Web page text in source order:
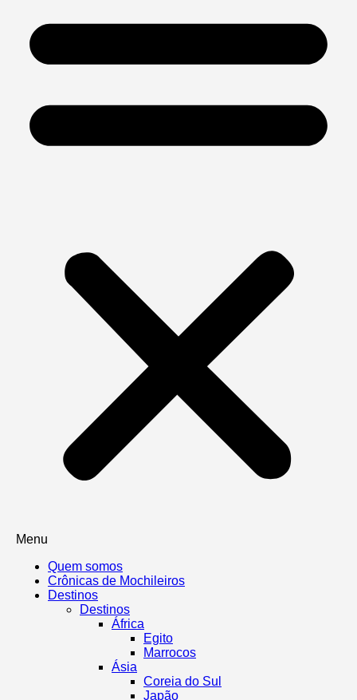
Menu
Quem somos
Crônicas de Mochileiros
Destinos
Destinos
África
Egito
Marrocos
Ásia
Coreia do Sul
Japão